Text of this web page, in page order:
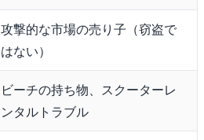
攻撃的な市場の売り子（窃盗で
はない）
ビーチの持ち物、スクーターレ
ンタルトラブル